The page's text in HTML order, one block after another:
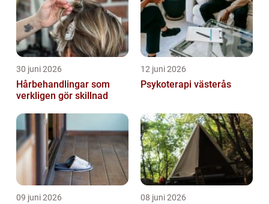
30 juni 2026
Hårbehandlingar som
verkligen gör skillnad
12 juni 2026
Psykoterapi västerås
09 juni 2026 08 juni 2026